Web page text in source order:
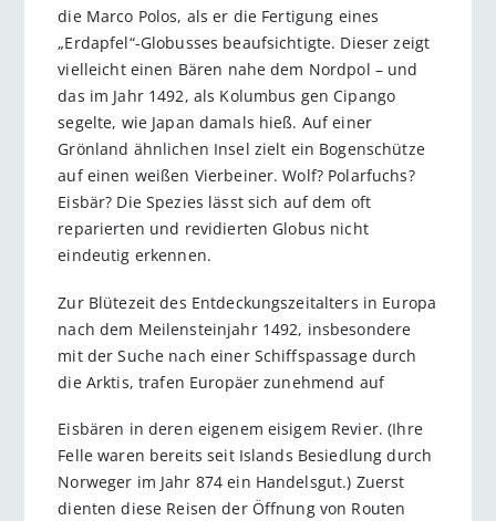
die Marco Polos, als er die Fertigung eines
„Erdapfel“-Globusses beaufsichtigte. Dieser zeigt
vielleicht einen Bären nahe dem Nordpol – und
das im Jahr 1492, als Kolumbus gen Cipango
segelte, wie Japan damals hieß. Auf einer
Grönland ähnlichen Insel zielt ein Bogenschütze
auf einen weißen Vierbeiner. Wolf? Polarfuchs?
Eisbär? Die Spezies lässt sich auf dem oft
reparierten und revidierten Globus nicht
eindeutig erkennen.
Zur Blütezeit des Entdeckungszeitalters in Europa
nach dem Meilensteinjahr 1492, insbesondere
mit der Suche nach einer Schiffspassage durch
die Arktis, trafen Europäer zunehmend auf
Eisbären in deren eigenem eisigem Revier. (Ihre
Felle waren bereits seit Islands Besiedlung durch
Norweger im Jahr 874 ein Handelsgut.) Zuerst
dienten diese Reisen der Öffnung von Routen